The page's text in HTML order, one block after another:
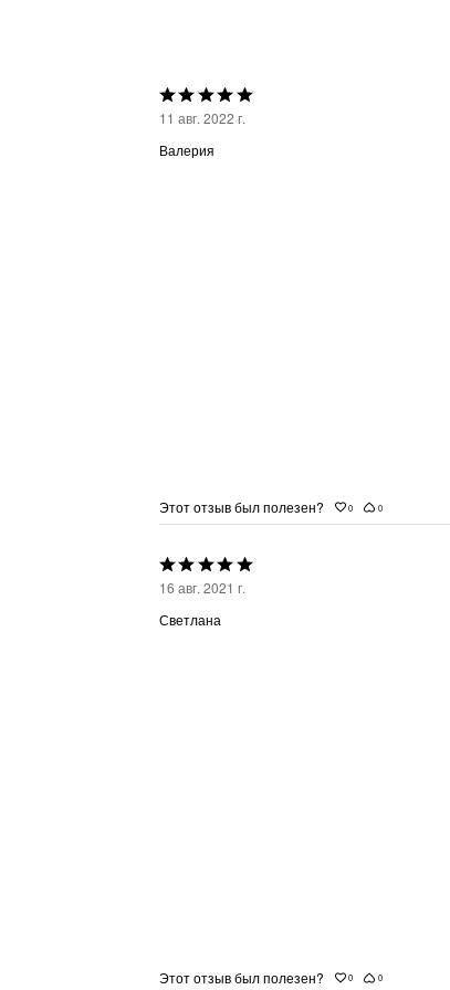
Выбрана
11 авг. 2022 г.
Валерия
Этот отзыв был полезен? 0 0
Выбрана
16 авг. 2021 г.
Светлана
Этот отзыв был полезен? 0 0